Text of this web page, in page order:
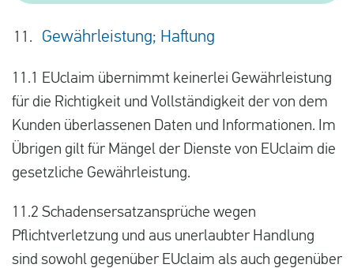
Gewährleistung; Haftung
11.1 EUclaim übernimmt keinerlei Gewährleistung
für die Richtigkeit und Vollständigkeit der von dem
Kunden überlassenen Daten und Informationen. Im
Übrigen gilt für Mängel der Dienste von EUclaim die
gesetzliche Gewährleistung.
11.2 Schadensersatzansprüche wegen
Pflichtverletzung und aus unerlaubter Handlung
sind sowohl gegenüber EUclaim als auch gegenüber